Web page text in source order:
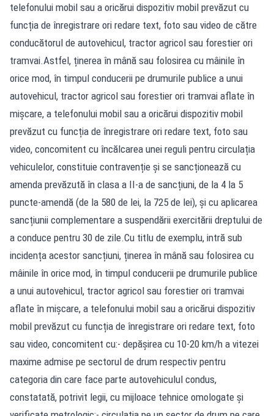
telefonului mobil sau a oricărui dispozitiv mobil prevăzut cu
funcția de înregistrare ori redare text, foto sau video de către
conducătorul de autovehicul, tractor agricol sau forestier ori
tramvai.Astfel, ținerea în mână sau folosirea cu mâinile în
orice mod, în timpul conducerii pe drumurile publice a unui
autovehicul, tractor agricol sau forestier ori tramvai aflate în
mișcare, a telefonului mobil sau a oricărui dispozitiv mobil
prevăzut cu funcția de înregistrare ori redare text, foto sau
video, concomitent cu încălcarea unei reguli pentru circulația
vehiculelor, constituie contravenție și se sancționează cu
amenda prevăzută în clasa a II-a de sancțiuni, de la 4 la 5
puncte-amendă (de la 580 de lei, la 725 de lei), și cu aplicarea
sancțiunii complementare a suspendării exercitării dreptului de
a conduce pentru 30 de zile.Cu titlu de exemplu, intră sub
incidența acestor sancțiuni, ținerea în mână sau folosirea cu
mâinile în orice mod, în timpul conducerii pe drumurile publice
a unui autovehicul, tractor agricol sau forestier ori tramvai
aflate în mișcare, a telefonului mobil sau a oricărui dispozitiv
mobil prevăzut cu funcția de înregistrare ori redare text, foto
sau video, concomitent cu:- depășirea cu 10-20 km/h a vitezei
maxime admise pe sectorul de drum respectiv pentru
categoria din care face parte autovehiculul condus,
constatată, potrivit legii, cu mijloace tehnice omologate și